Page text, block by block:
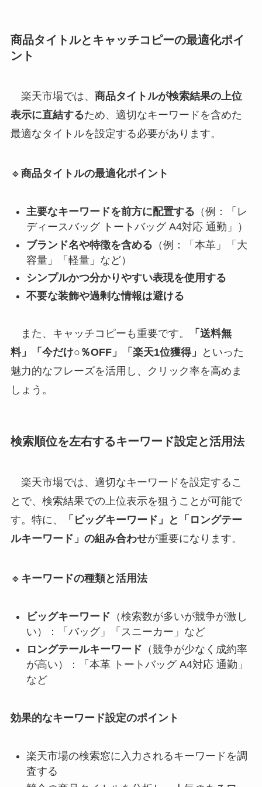
商品タイトルとキャッチコピーの最適化ポイ
ント
楽天市場では、 商品タイトルが検索結果の上位
表示に直結するため、適切なキーワードを含めた
最適なタイトルを設定する必要があります。
🔹 商品タイトルの最適化ポイント
主要なキーワードを前方に配置する （例：「レ
ディースバッグ トートバッグ A4対応 通勤」）
ブランド名や特徴を含める （例：「本革」「大
容量」「軽量」など）
シンプルかつ分かりやすい表現を使用する
不要な装飾や過剰な情報は避ける
また、キャッチコピーも重要です。
「送料無
料」「今だけ○％OFF」「楽天1位獲得」
といった
魅力的なフレーズを活用し、クリック率を高めま
しょう。
検索順位を左右するキーワード設定と活用法
楽天市場では、適切なキーワードを設定するこ
とで、検索結果での上位表示を狙うことが可能で
す。特に、
「ビッグキーワード」と「ロングテー
ルキーワード」の組み合わせが重要になります。
🔹 キーワードの種類と活用法
ビッグキーワード （検索数が多いが競争が激し
い）：「バッグ」「スニーカー」など
ロングテールキーワード （競争が少なく成約率
が高い）：「本革 トートバッグ A4対応 通勤」
など
効果的なキーワード設定のポイント
楽天市場の検索窓に入力されるキーワードを調
査する